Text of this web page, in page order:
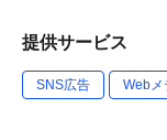
提供サービス
SNS広告 Webメ